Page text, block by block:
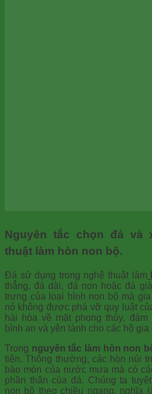
Nguyên tắc chọn đá và
thuật làm hòn non bộ.
Đá sử dụng trong nghệ thuật làm
thẳng, đá dài, đá non hoặc đá
trưng của loại hình non bộ mà
nó không được phá vỡ quy luật
hài hòa về mặt phong thủy,
bình an và yên lành cho các hộ gia
Trong nguyên tắc làm hòn non
tiện. Thông thường, các hòn núi
bào mòn của nước mưa mà có
phần thân của đá. Chúng ta
non bộ theo chiều ngang, nghĩa